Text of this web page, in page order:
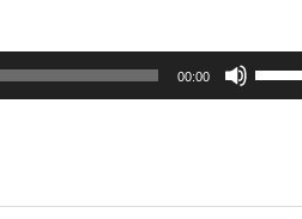
00:00
as
setas
baixo